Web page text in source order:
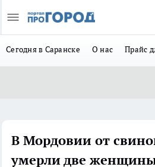
Сегодня в Саранске О нас Прайс
В Мордовии от
умерли две